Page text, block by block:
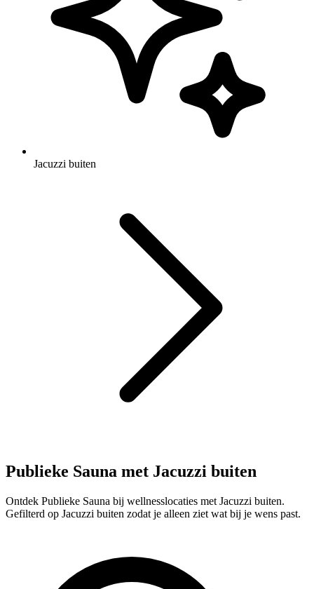
Jacuzzi buiten
Publieke Sauna met Jacuzzi buiten
Ontdek Publieke Sauna bij wellnesslocaties met Jacuzzi buiten.
Gefilterd op Jacuzzi buiten zodat je alleen ziet wat bij je wens past.